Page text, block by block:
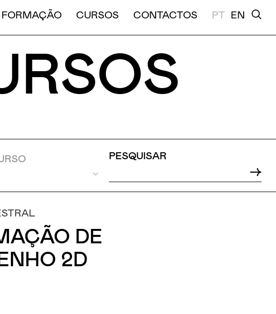
CURSOS CONTACTOS PT EN
PESQUISAR
DE
2D